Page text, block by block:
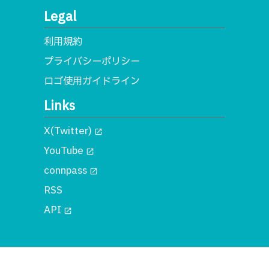
Legal
利用規約
プライバシーポリシー
ロゴ使用ガイドライン
Links
X(Twitter) open_in_new
YouTube open_in_new
connpass open_in_new
RSS
API open_in_new